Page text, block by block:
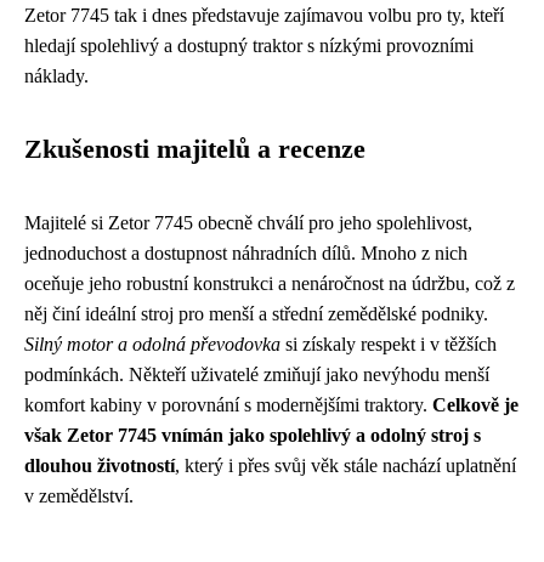
Zetor 7745 tak i dnes představuje zajímavou volbu pro ty, kteří
hledají spolehlivý a dostupný traktor s nízkými provozními
náklady.
Zkušenosti majitelů a recenze
Majitelé si Zetor 7745 obecně chválí pro jeho spolehlivost,
jednoduchost a dostupnost náhradních dílů. Mnoho z nich
oceňuje jeho robustní konstrukci a nenáročnost na údržbu, což z
něj činí ideální stroj pro menší a střední zemědělské podniky.
Silný motor a odolná převodovka si získaly respekt i v těžších
podmínkách. Někteří uživatelé zmiňují jako nevýhodu menší
komfort kabiny v porovnání s modernějšími traktory. Celkově je
však Zetor 7745 vnímán jako spolehlivý a odolný stroj s
dlouhou životností, který i přes svůj věk stále nachází uplatnění
v zemědělství.